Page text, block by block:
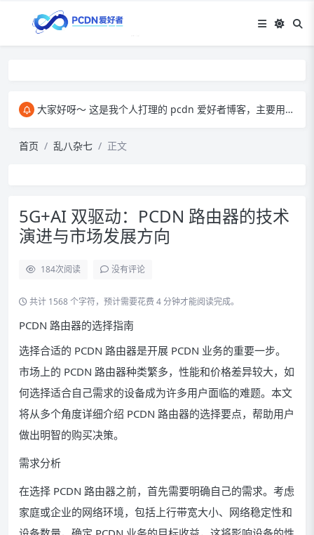
大家好呀～ 这是我个人打理的 pcdn 爱好者博客，主要用来和大家交流 pcdn 相关的心得。​ 在这里，我会分享自己玩 pcdn 的经验、实用技巧，也会放一些收集到的资源。大家有啥想法、问题都能来这儿聊，一起琢磨怎么把 pcdn 玩得更顺～
首页 乱八杂七 正文
5G+AI 双驱动：PCDN 路由器的技术
演进与市场发展方向
184次阅读 没有评论
共计 1568 个字符，预计需要花费 4 分钟才能阅读完成。
PCDN 路由器的选择指南
选择合适的 PCDN 路由器是开展 PCDN 业务的重要一步。
市场上的 PCDN 路由器种类繁多，性能和价格差异较大，如
何选择适合自己需求的设备成为许多用户面临的难题。本文
将从多个角度详细介绍 PCDN 路由器的选择要点，帮助用户
做出明智的购买决策。
需求分析
在选择 PCDN 路由器之前，首先需要明确自己的需求。考虑
家庭或企业的网络环境，包括上行带宽大小、网络稳定性和